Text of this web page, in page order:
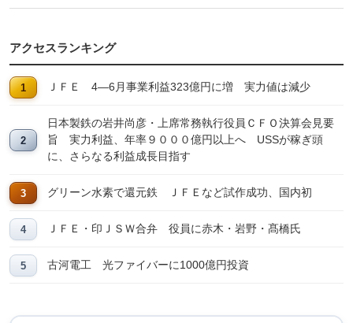
アクセスランキング
ＪＦＥ 4―6月事業利益323億円に増 実力値は減少
日本製鉄の岩井尚彦・上席常務執行役員ＣＦＯ決算会見要
旨 実力利益、年率９０００億円以上へ USSが稼ぎ頭
に、さらなる利益成長目指す
グリーン水素で還元鉄 ＪＦＥなど試作成功、国内初
ＪＦＥ・印ＪＳＷ合弁 役員に赤木・岩野・髙橋氏
古河電工 光ファイバーに1000億円投資